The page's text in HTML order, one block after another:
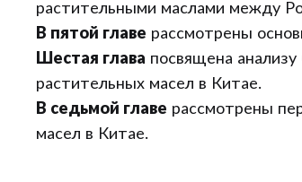
растительными маслами между
В пятой главе рассмотрены
Шестая глава посвящена
растительных масел в Китае.
В седьмой главе рассмотрены
масел в Китае.